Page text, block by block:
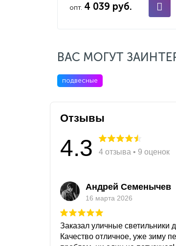
опт. 4 039 руб.
ВАС МОГУТ
подвесные
Отзывы
4.3 4 отзыва • 9 оценок
Андрей Семенычев
16 марта 2026
Заказал уличные светильники
Качество отличное, уже зиму